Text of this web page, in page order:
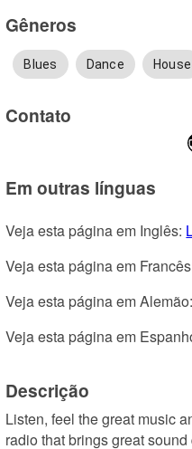
Gêneros
Blues Dance House
Contato
Em outras línguas
Veja esta página em Inglês:
Veja esta página em
Veja esta página em Alemão:
Veja esta página em
Descrição
Listen, feel the great music
radio that brings great